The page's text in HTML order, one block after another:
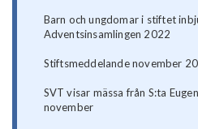
Barn och ungdomar i stiftet
Adventsinsamlingen 2022
Stiftsmeddelande november
SVT visar mässa från S:ta
november